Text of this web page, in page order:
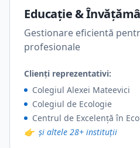
Educație &
Gestionare eficientă
profesionale
Clienți reprezentativi:
Colegiul Alexei Mateevici
Colegiul de Ecologie
Centrul de Excelență în
👉 și altele 28+ instituții